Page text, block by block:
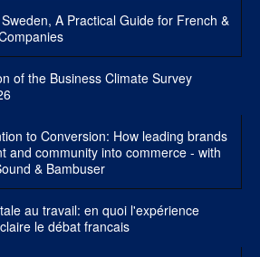
A Practical Guide for French &
of the Business Climate Survey
to Conversion: How leading brands
and community into commerce - with
& Bambuser
au travail: en quoi l'expérience
le débat francais